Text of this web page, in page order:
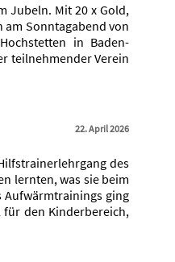
Jubeln. Mit 20 x Gold,
am Sonntagabend von
in Baden-
teilnehmender Verein
22. April 2026
des
lernten, was sie beim
Aufwärmtrainings ging
für den Kinderbereich,